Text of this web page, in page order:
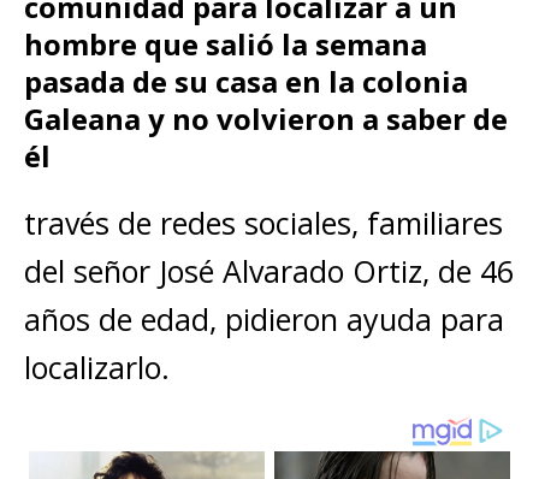
A
p
p
b
o
o
k
n
g
e
r
r Li
n
k
p
ar
ti
r
hombre que salió la semana
pasada de su casa en la colonia
Galeana y no volvieron a saber de
él
través de redes sociales, familiares
del señor José Alvarado Ortiz, de 46
años de edad, pidieron ayuda para
localizarlo.